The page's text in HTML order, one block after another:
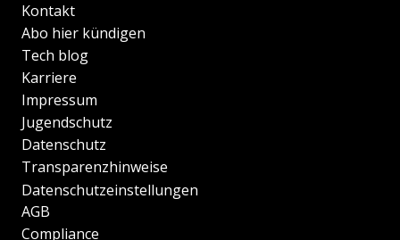
Kontakt
Abo hier kündigen
Tech blog
Karriere
Impressum
Jugendschutz
Datenschutz
Transparenzhinweise
Datenschutzeinstellungen
AGB
Compliance